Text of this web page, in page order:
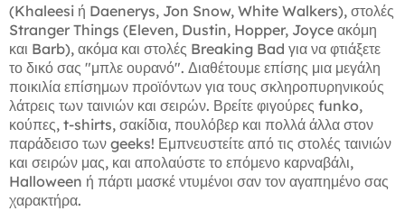
(Khaleesi ή Daenerys, Jon Snow, White Walkers), στολές
Stranger Things (Eleven, Dustin, Hopper, Joyce ακόμη
και Barb), ακόμα και στολές Breaking Bad για να φτιάξετε
το δικό σας "μπλε ουρανό". Διαθέτουμε επίσης μια μεγάλη
ποικιλία επίσημων προϊόντων για τους σκληροπυρηνικούς
λάτρεις των ταινιών και σειρών. Βρείτε φιγούρες funko,
κούπες, t-shirts, σακίδια, πουλόβερ και πολλά άλλα στον
παράδεισο των geeks! Εμπνευστείτε από τις στολές ταινιών
και σειρών μας, και απολαύστε το επόμενο καρναβάλι,
Halloween ή πάρτι μασκέ ντυμένοι σαν τον αγαπημένο σας
χαρακτήρα.